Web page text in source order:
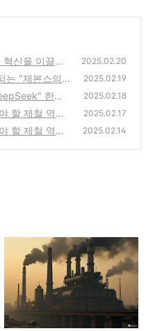
신을 이끌어 2025.02.20
는 "제본스의
2025.02.19
한방
2025.02.18
할 제철 역량 2025.02.17
할 제철 역량 2025.02.14